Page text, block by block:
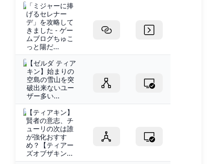
「ミジャーに捧
げるセレナー
デ」を攻略して
きました - ゲー
ムブログちゅこ
っと陽だ...
【ゼルダ ティア
キン】始まりの
空島の雪山を突
破出来ないユー
ザー多い...
【ティアキン】
賢者の意志、チ
ューリの次は誰
が強化おすす
め？【ティアー
ズオブザキン...